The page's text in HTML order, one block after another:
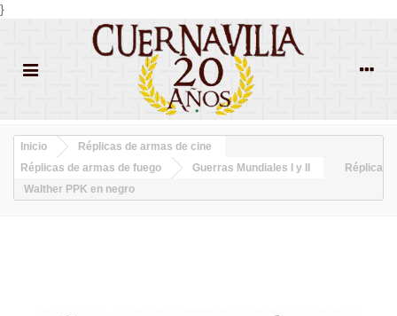
}
Inicio
Réplicas de armas de cine
Réplicas de armas de fuego
Guerras Mundiales I y II
Réplica
Walther PPK en negro